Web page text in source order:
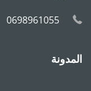
0698961055
المدونة